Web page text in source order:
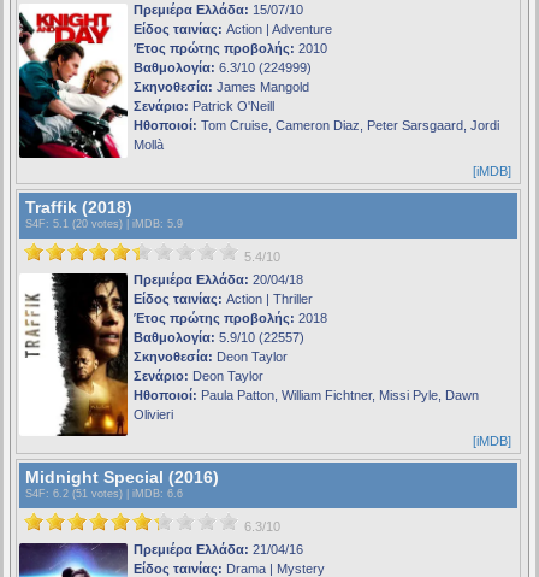
Πρεμιέρα Ελλάδα: 15/07/10
Είδος ταινίας: Action | Adventure
Έτος πρώτης προβολής: 2010
Βαθμολογία: 6.3/10 (224999)
Σκηνοθεσία: James Mangold
Σενάριο: Patrick O'Neill
Ηθοποιοί: Tom Cruise, Cameron Diaz, Peter Sarsgaard, Jordi
Mollà
[iMDB]
Traffik (2018)
S4F : 5.1 (20 votes) | iMDB: 5.9
5.4/10
Πρεμιέρα Ελλάδα: 20/04/18
Είδος ταινίας: Action | Thriller
Έτος πρώτης προβολής: 2018
Βαθμολογία: 5.9/10 (22557)
Σκηνοθεσία: Deon Taylor
Σενάριο: Deon Taylor
Ηθοποιοί: Paula Patton, William Fichtner, Missi Pyle, Dawn
Olivieri
[iMDB]
Midnight Special (2016)
S4F : 6.2 (51 votes) | iMDB: 6.6
6.3/10
Πρεμιέρα Ελλάδα: 21/04/16
Είδος ταινίας: Drama | Mystery